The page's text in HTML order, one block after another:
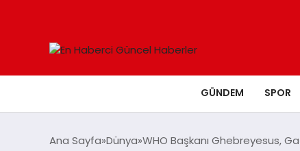
GÜNDEM SPOR
Ana Sayfa Dünya WHO Başkanı Ghebreyesus,